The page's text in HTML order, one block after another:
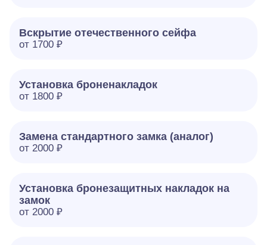
Вскрытие отечественного сейфа
от 1700 ₽
Установка броненакладок
от 1800 ₽
Замена стандартного замка (аналог)
от 2000 ₽
Установка бронезащитных накладок на
замок
от 2000 ₽